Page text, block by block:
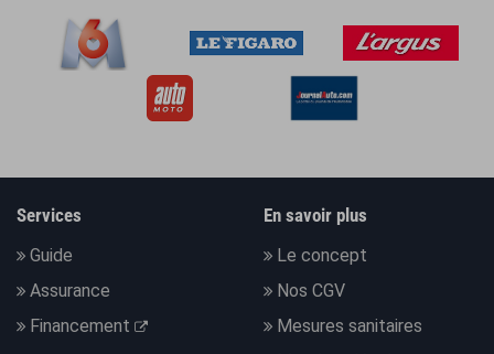
Services
Guide
Assurance
Financement
En savoir plus
Le concept
Nos CGV
Mesures sanitaires